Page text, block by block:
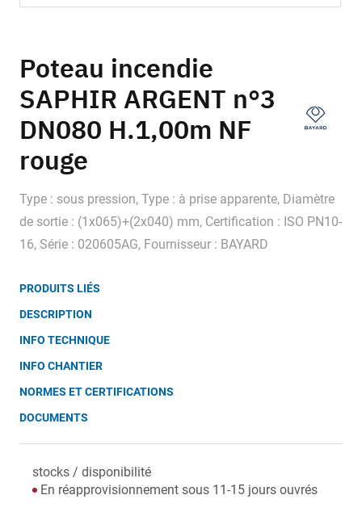
to
the
beginning
of
the
gallery
Poteau incendie
SAPHIR ARGENT n°3
DN080 H.1,00m NF
rouge
Type : sous pression, Type : à prise apparente, Diamètre
de sortie : (1x065)+(2x040) mm, Certification : ISO PN10-
16, Série : 020605AG, Fournisseur : BAYARD
PRODUITS LIÉS
DESCRIPTION
INFO TECHNIQUE
INFO CHANTIER
NORMES ET CERTIFICATIONS
DOCUMENTS
stocks / disponibilité
En réapprovisionnement sous 11-15 jours ouvrés